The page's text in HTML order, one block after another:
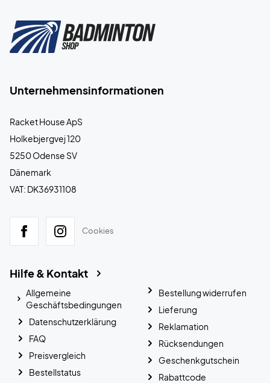
Unternehmensinformationen
Racket House ApS
Holkebjergvej 120
5250 Odense SV
Dänemark
VAT: DK36931108
Cookies
Hilfe & Kontakt
Allgemeine
Geschäftsbedingungen
Datenschutzerklärung
FAQ
Preisvergleich
Bestellstatus
Bestellung widerrufen
Lieferung
Reklamation
Rücksendungen
Geschenkgutschein
Rabattcode